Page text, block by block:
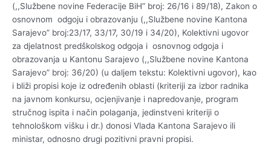
(,,Službene novine Federacije BiH” broj: 26/16 i 89/18), Zakon o
osnovnom odgoju i obrazovanju (,,Službene novine Kantona
Sarajevo” broj:23/17, 33/17, 30/19 i 34/20), Kolektivni ugovor
za djelatnost predškolskog odgoja i osnovnog odgoja i
obrazovanja u Kantonu Sarajevo (,,Službene novine Kantona
Sarajevo” broj: 36/20) (u daljem tekstu: Kolektivni ugovor), kao
i bliži propisi koje iz određenih oblasti (kriteriji za izbor radnika
na javnom konkursu, ocjenjivanje i napredovanje, program
stručnog ispita i način polaganja, jedinstveni kriteriji o
tehnološkom višku i dr.) donosi Vlada Kantona Sarajevo ili
ministar, odnosno drugi pozitivni pravni propisi.